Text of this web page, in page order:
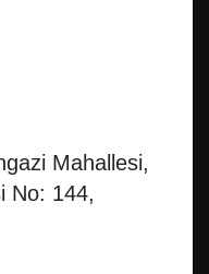
Mahallesi,
No: 144,